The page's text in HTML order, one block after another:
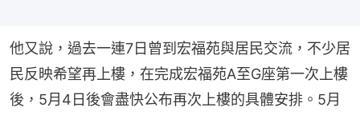
他又說，過去一連7日曾到宏福苑與居民交流，不少居
民反映希望再上樓，在完成宏福苑A至G座第一次上樓
後，5月4日後會盡快公布再次上樓的具體安排。5月